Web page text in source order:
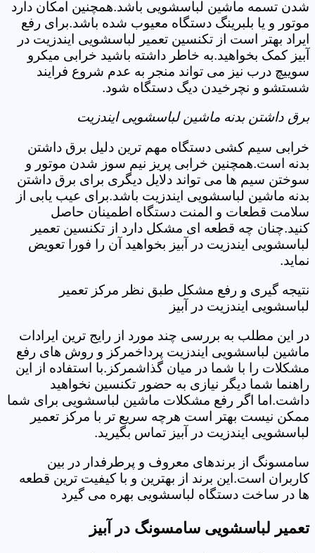
شدن تسمه ماشین لباسشویی باشد.همچنین امکان دارد
موتور و یا بلبرینگ دستگاه معیوب شده باشد.برای رفع
ایراد بهتر است از تکنسین تعمیر لباسشویی ایندزیت در
آبیز کمک بخواهید.به خاطر داشته باشید خرابی میکرو
سوییچ درب نیز می تواند منجر به عدم شروع فرایند
شستشو و نچرخیدن دیگ دستگاه شود.
برق داشتن بدنه ماشین لباسشویی ایندزیت
خرابی سیم کشی دستگاه مهم ترین دلیل برق داشتن
بدنه است.همچنین خرابی پریز نیم سوز شدن موتور و
سوختن سیم ها می تواند دلایل دیگری برای برق داشتن
بدنه ماشین لباسشویی ایندزیت باشد.برای عیب یابی از
سلامت قطعات و المنت دستگاه اطمینان حاصل
کنید.چنان چه قطعه ای مشکل دارد از تکنسین تعمیر
لباسشویی ایندزیت در آبیز بخواهید آن را فورا تعویض
نماید.
نتیجه گیری و رفع مشکل طبق نظر مرکز تعمیر
لباسشویی ایندزیت در آبیز
در این مطلب به بررسی چند مورد از رایج ترین ایرادات
ماشین لباسشویی ایندزیت پرداخمرکز و روش های رفع
مشکلات را با شما در میان گذاشمرکز.با استفاده از این
راهنما شما دیگر نیازی به حضور تکنسین نخواهید
داشت.اما اگر رفع مشکلات ماشین لباسشویی برای شما
ممکن نیست بهتر است هرچه سریع تر با مرکز تعمیر
لباسشویی ایندزیت در آبیز تماس بگیرید.
سامسونگ از برندهای معروف و پرطرفدار در بین
کاربران است.این برند از بهترین و با کیفیت ترین قطعه
ها در ساخت دستگاه لباسشویی بهره می گیرد
تعمیر لباسشویی سامسونگ در آبیز